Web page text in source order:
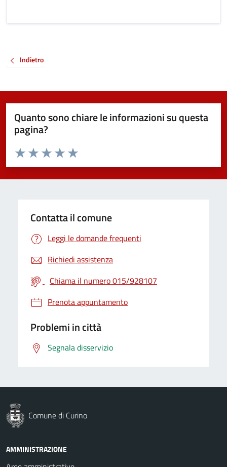
Indietro
Quanto sono chiare le informazioni su questa
pagina?
Valuta da 1 a 5 stelle la pagina
Valuta 5 stelle su 5
Valuta 4 stelle su 5
Valuta 3 stelle su 5
Valuta 2 stelle su 5
Valuta 1 stelle su 5
Contatta il comune
Leggi le domande frequenti
Richiedi assistenza
Chiama il numero 015/928107
Prenota appuntamento
Problemi in città
Segnala disservizio
Comune di Curino
AMMINISTRAZIONE